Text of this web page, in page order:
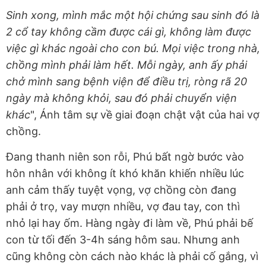
Sinh xong, mình mắc một hội chứng sau sinh đó là
2 cổ tay không cầm được cái gì, không làm được
việc gì khác ngoài cho con bú. Mọi việc trong nhà,
chồng mình phải làm hết. Mỗi ngày, anh ấy phải
chở mình sang bệnh viện để điều trị, ròng rã 20
ngày mà không khỏi, sau đó phải chuyển viện
khác", Ánh tâm sự về giai đoạn chật vật của hai vợ
chồng.
Đang thanh niên son rỗi, Phú bất ngờ bước vào
hôn nhân với không ít khó khăn khiến nhiều lúc
anh cảm thấy tuyệt vọng, vợ chồng còn đang
phải ở trọ, vay mượn nhiều, vợ đau tay, con thì
nhỏ lại hay ốm. Hàng ngày đi làm về, Phú phải bế
con từ tối đến 3-4h sáng hôm sau. Nhưng anh
cũng không còn cách nào khác là phải cố gắng, vì